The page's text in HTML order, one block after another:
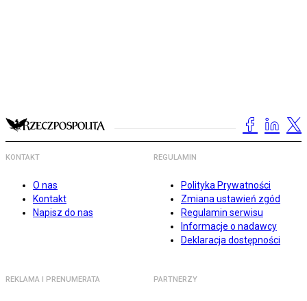
KONTAKT
O nas
Kontakt
Napisz do nas
REGULAMIN
Polityka Prywatności
Zmiana ustawień zgód
Regulamin serwisu
Informacje o nadawcy
Deklaracja dostępności
REKLAMA I PRENUMERATA PARTNERZY